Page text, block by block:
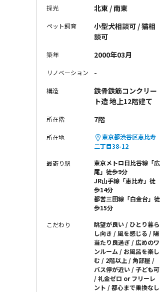
採光 北東 / 南東
ペット飼育
小型犬相談可 / 猫相
談可
築年 2000年03月
リノベーション -
構造
鉄骨鉄筋コンクリー
ト造 地上12階建て
所在階 7階
所在地
東京都渋谷区恵比寿
二丁目38-12
最寄り駅
東京メトロ日比谷線「広
尾」徒歩9分
JR山手線「恵比寿」徒
歩14分
都営三田線「白金台」徒
歩15分
こだわり 眺望が良い
ひとり暮ら
し向き
風を感じる
陽
当たり良過ぎ
広めのワ
ンルーム
お風呂を楽し
む
2階以上
角部屋
バス停が近い
子ども可
礼金ゼロ or フリーレ
ント
都心まで乗換なし